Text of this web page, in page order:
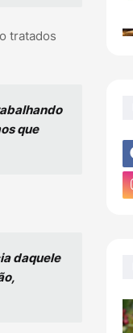
tratados
que
daquele